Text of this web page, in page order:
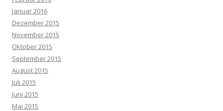
Januar 2016
Dezember 2015
November 2015
Oktober 2015
September 2015
August 2015
Juli 2015
Juni 2015
Mai 2015